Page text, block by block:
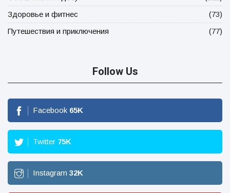
Здоровье и фитнес
(73)
Путешествия и приключения
(77)
Follow Us
Facebook 65K
Twitter 75K
Instagram 32K